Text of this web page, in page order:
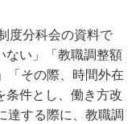
度分科会の資料で
ない」「教職調整額
「その際、時間外在
条件とし、働き方改
達する際に、教職調